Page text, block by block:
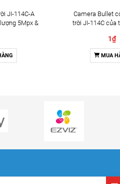
JI-114C-A
5Mpx &
Camera Bullet
trời JI-114C của
1₫
MUA